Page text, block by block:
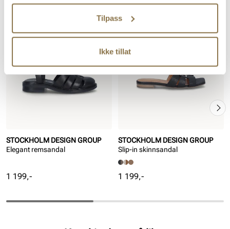
Tilpass
Ikke tillat
Lignende produkter
STOCKHOLM DESIGN GROUP
Elegant remsandal
Pris
1 199,-
STOCKHOLM DESIGN GROUP
Slip-in skinnsandal
Pris
1 199,-